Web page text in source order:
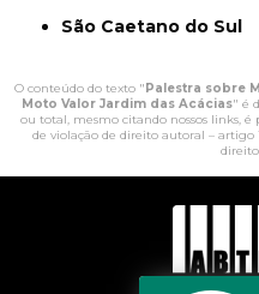
São Caetano do Sul
O conteúdo do texto "Palestra sobre
Moto Valor Jardim das Acácias" é
ou total, mesmo citando nossos links,
de violação de direito autoral – artigo